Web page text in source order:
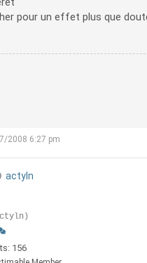
pour un effet plus que
2008 6:27 pm
actyln
156